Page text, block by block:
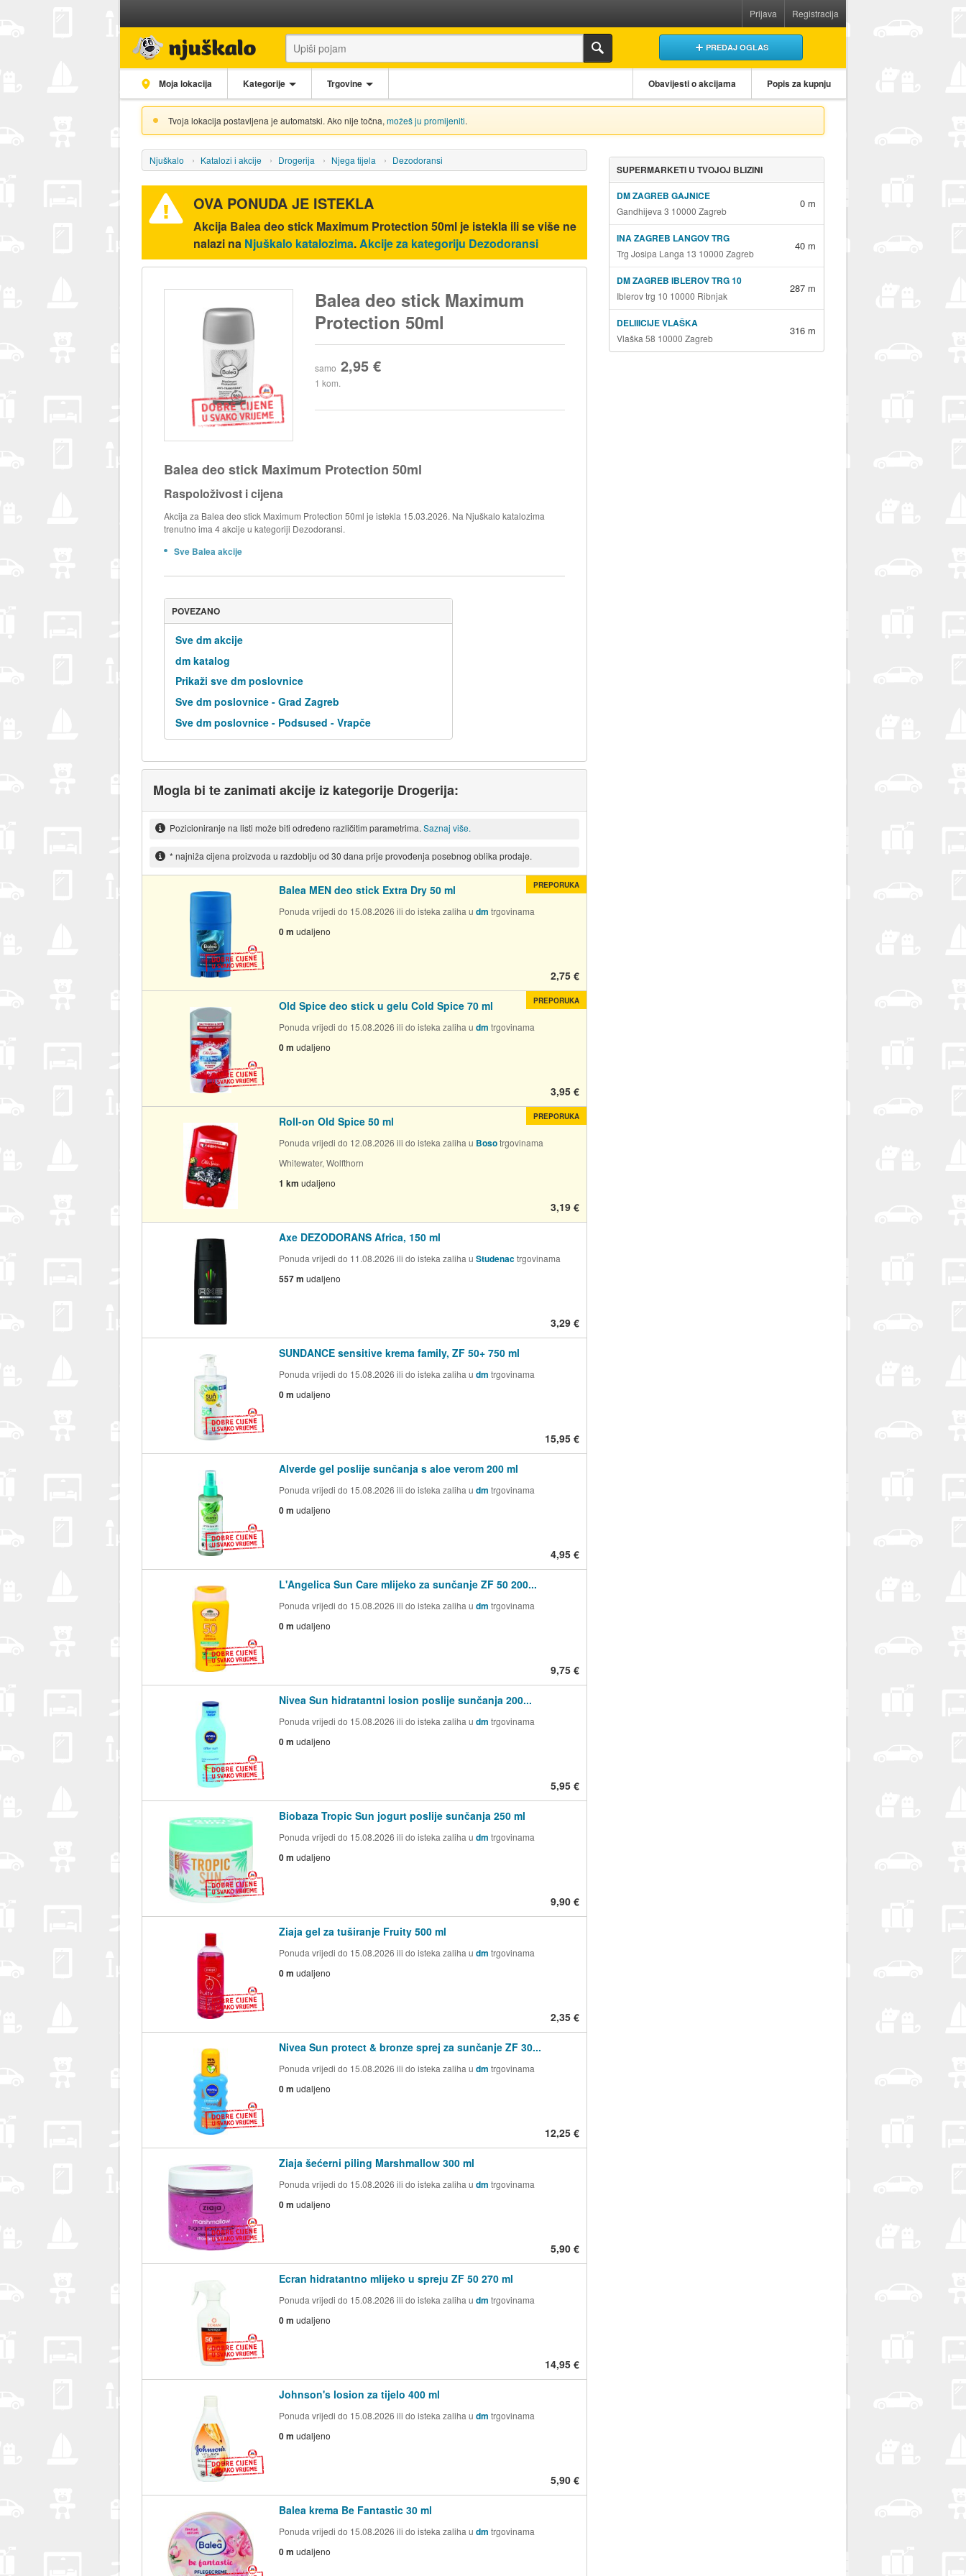
Prijava Registracija
PREDAJ OGLAS
Moja lokacija Kategorije Trgovine Obavijesti o akcijama Popis za kupnju
Tvoja lokacija postavljena je automatski. Ako nije točna, možeš ju promijeniti.
Njuškalo Katalozi i akcije Drogerija Njega tijela Dezodoransi
OVA PONUDA JE ISTEKLA
Akcija Balea deo stick Maximum Protection 50ml je istekla ili se više ne
nalazi na Njuškalo katalozima.Akcije za kategoriju Dezodoransi
Balea deo stick Maximum
Protection 50ml
samo 2,95 €
1 kom.
Balea deo stick Maximum Protection 50ml
Raspoloživost i cijena
Akcija za Balea deo stick Maximum Protection 50ml je istekla 15.03.2026. Na Njuškalo katalozima
trenutno ima 4 akcije u kategoriji Dezodoransi.
Sve Balea akcije
POVEZANO
Sve dm akcije
dm katalog
Prikaži sve dm poslovnice
Sve dm poslovnice - Grad Zagreb
Sve dm poslovnice - Podsused - Vrapče
Mogla bi te zanimati akcije iz kategorije Drogerija:
Pozicioniranje na listi može biti određeno različitim parametrima. Saznaj više.
* najniža cijena proizvoda u razdoblju od 30 dana prije provođenja posebnog oblika prodaje.
Balea MEN deo stick Extra Dry 50 ml
Ponuda vrijedi do 15.08.2026 ili do isteka zaliha u dm trgovinama
0 m udaljeno
2,75 €
PREPORUKA
Old Spice deo stick u gelu Cold Spice 70 ml
Ponuda vrijedi do 15.08.2026 ili do isteka zaliha u dm trgovinama
0 m udaljeno
3,95 €
PREPORUKA
Roll-on Old Spice 50 ml
Ponuda vrijedi do 12.08.2026 ili do isteka zaliha u Bosotrgovinama
Whitewater, Wolfthorn
1 km udaljeno
3,19 €
PREPORUKA
Axe DEZODORANS Africa, 150 ml
Ponuda vrijedi do 11.08.2026 ili do isteka zaliha u Studenactrgovinama
557 m udaljeno
3,29 €
SUNDANCE sensitive krema family, ZF 50+ 750 ml
Ponuda vrijedi do 15.08.2026 ili do isteka zaliha u dm trgovinama
0 m udaljeno
15,95 €
Alverde gel poslije sunčanja s aloe verom 200 ml
Ponuda vrijedi do 15.08.2026 ili do isteka zaliha u dm trgovinama
0 m udaljeno
4,95 €
L'Angelica Sun Care mlijeko za sunčanje ZF 50 200...
Ponuda vrijedi do 15.08.2026 ili do isteka zaliha u dm trgovinama
0 m udaljeno
9,75 €
Nivea Sun hidratantni losion poslije sunčanja 200...
Ponuda vrijedi do 15.08.2026 ili do isteka zaliha u dm trgovinama
0 m udaljeno
5,95 €
Biobaza Tropic Sun jogurt poslije sunčanja 250 ml
Ponuda vrijedi do 15.08.2026 ili do isteka zaliha u dm trgovinama
0 m udaljeno
9,90 €
Ziaja gel za tuširanje Fruity 500 ml
Ponuda vrijedi do 15.08.2026 ili do isteka zaliha u dm trgovinama
0 m udaljeno
2,35 €
Nivea Sun protect & bronze sprej za sunčanje ZF 30...
Ponuda vrijedi do 15.08.2026 ili do isteka zaliha u dm trgovinama
0 m udaljeno
12,25 €
Ziaja šećerni piling Marshmallow 300 ml
Ponuda vrijedi do 15.08.2026 ili do isteka zaliha u dm trgovinama
0 m udaljeno
5,90 €
Ecran hidratantno mlijeko u spreju ZF 50 270 ml
Ponuda vrijedi do 15.08.2026 ili do isteka zaliha u dm trgovinama
0 m udaljeno
14,95 €
Johnson's losion za tijelo 400 ml
Ponuda vrijedi do 15.08.2026 ili do isteka zaliha u dm trgovinama
0 m udaljeno
5,90 €
Balea krema Be Fantastic 30 ml
Ponuda vrijedi do 15.08.2026 ili do isteka zaliha u dm trgovinama
0 m udaljeno
SUPERMARKETI U TVOJOJ BLIZINI
DM ZAGREB GAJNICE
Gandhijeva 3 10000 Zagreb
0 m
INA ZAGREB LANGOV TRG
Trg Josipa Langa 13 10000 Zagreb
40 m
DM ZAGREB IBLEROV TRG 10
Iblerov trg 10 10000 Ribnjak
287 m
DELIIICIJE VLAŠKA
Vlaška 58 10000 Zagreb
316 m